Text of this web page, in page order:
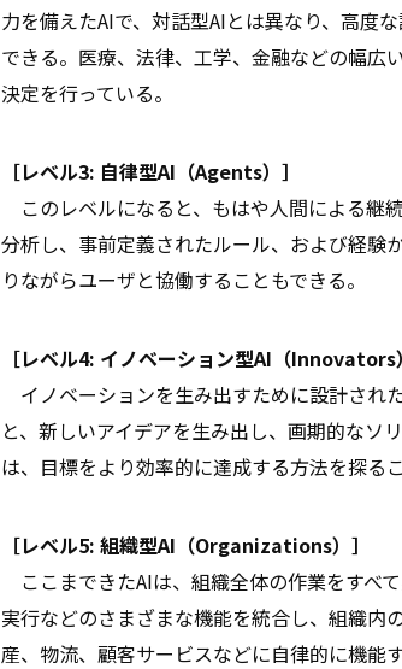
力を備えたAIで、対話型AIとは異なり、高度
できる。医療、法律、工学、金融などの幅広
決定を行っている。
［レベル3: 自律型AI（Agents）］
このレベルになると、もはや人間による継
分析し、事前定義されたルール、および経験
りながらユーザと協働することもできる。
［レベル4: イノベーション型AI（Innovators
イノベーションを生み出すために設計され
と、新しいアイデアを生み出し、画期的なソ
は、目標をより効率的に達成する方法を探る
［レベル5: 組織型AI（Organizations）］
ここまできたAIは、組織全体の作業をすべ
実行などのさまざまな機能を統合し、組織内
産、物流、顧客サービスなどに自律的に機能